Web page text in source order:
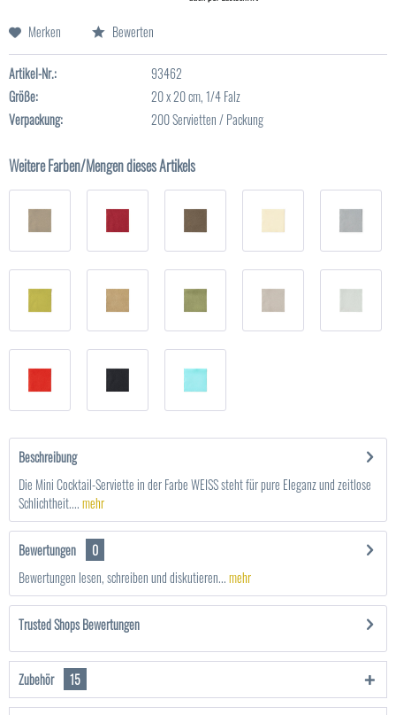
Merken Bewerten
Artikel-Nr.:
93462
Größe:
20 x 20 cm, 1/4 Falz
Verpackung:
200 Servietten / Packung
Weitere Farben/Mengen dieses Artikels
Beschreibung
Die Mini Cocktail-Serviette in der Farbe WEISS steht für pure Eleganz und zeitlose
Schlichtheit....mehr
Bewertungen
0
Bewertungen lesen, schreiben und diskutieren...mehr
Trusted Shops Bewertungen
Zubehör 15